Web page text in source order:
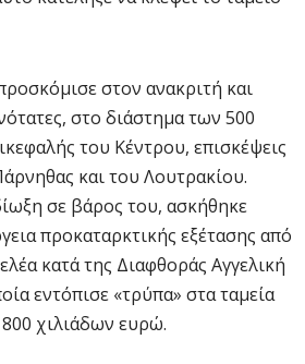
στον ανακριτή και
στο διάστημα των 500
του Κέντρου, επισκέψεις
και του Λουτρακίου.
σε βάρος του, ασκήθηκε
προκαταρκτικής εξέτασης από
κατά της Διαφθοράς Αγγελική
εντόπισε «τρύπα» στα ταμεία
χιλιάδων ευρώ.